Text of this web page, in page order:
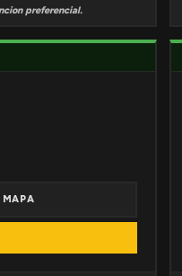
preferencial.